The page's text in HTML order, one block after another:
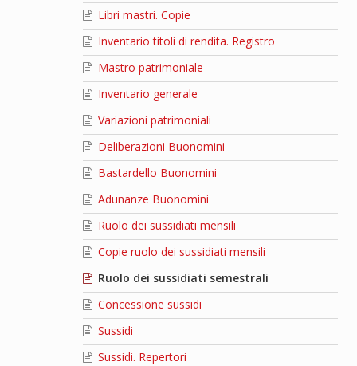
Libri mastri. Copie
Inventario titoli di rendita. Registro
Mastro patrimoniale
Inventario generale
Variazioni patrimoniali
Deliberazioni Buonomini
Bastardello Buonomini
Adunanze Buonomini
Ruolo dei sussidiati mensili
Copie ruolo dei sussidiati mensili
Ruolo dei sussidiati semestrali
Concessione sussidi
Sussidi
Sussidi. Repertori